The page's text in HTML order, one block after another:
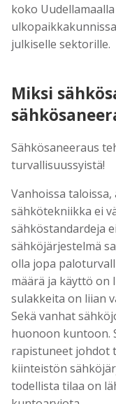
koko
julkiselle sektorille.
Miksi
Sähkösaneeraus
turvallisuussyistä!
Vanhoissa
sähkötekniikka ei
sähköstandardeja
sähköjärjestelmä
olla jopa
määrä ja käyttö on
sulakkeita on liian
Sekä vanhat
huonoon kuntoon.
rapistuneet johdot
kiinteistön
todellista tilaa on